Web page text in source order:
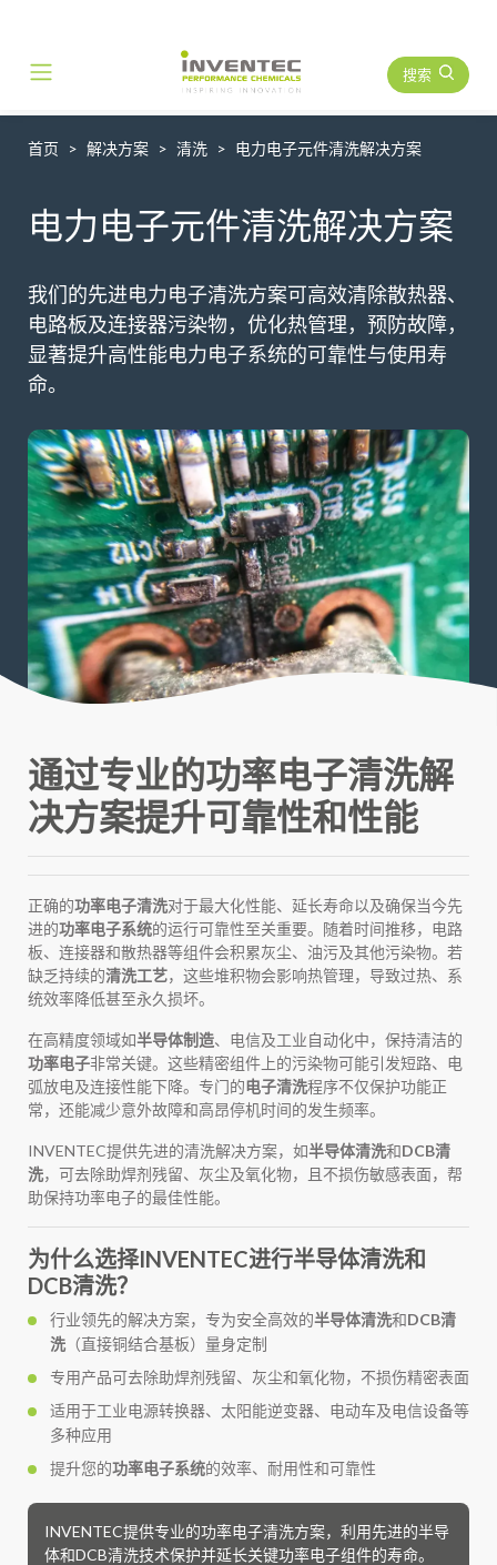
Main Navigation 搜索
首页 解决方案 清洗 电力电子元件清洗解决方案
电力电子元件清洗解决方案
我们的先进电力电子清洗方案可高效清除散热器、
电路板及连接器污染物，优化热管理，预防故障，
显著提升高性能电力电子系统的可靠性与使用寿
命。
通过专业的功率电子清洗解
决方案提升可靠性和性能
正确的功率电子清洗对于最大化性能、延长寿命以及确保当今先
进的功率电子系统的运行可靠性至关重要。随着时间推移，电路
板、连接器和散热器等组件会积累灰尘、油污及其他污染物。若
缺乏持续的清洗工艺，这些堆积物会影响热管理，导致过热、系
统效率降低甚至永久损坏。
在高精度领域如半导体制造、电信及工业自动化中，保持清洁的
功率电子非常关键。这些精密组件上的污染物可能引发短路、电
弧放电及连接性能下降。专门的电子清洗程序不仅保护功能正
常，还能减少意外故障和高昂停机时间的发生频率。
INVENTEC提供先进的清洗解决方案，如半导体清洗和DCB清
洗，可去除助焊剂残留、灰尘及氧化物，且不损伤敏感表面，帮
助保持功率电子的最佳性能。
为什么选择INVENTEC进行半导体清洗和
DCB清洗？
行业领先的解决方案，专为安全高效的半导体清洗和DCB清
洗 （直接铜结合基板）量身定制
专用产品可去除助焊剂残留、灰尘和氧化物，不损伤精密表面
适用于工业电源转换器、太阳能逆变器、电动车及电信设备等
多种应用
提升您的功率电子系统的效率、耐用性和可靠性
INVENTEC提供专业的功率电子清洗方案，利用先进的半导
体和DCB清洗技术保护并延长关键功率电子组件的寿命。